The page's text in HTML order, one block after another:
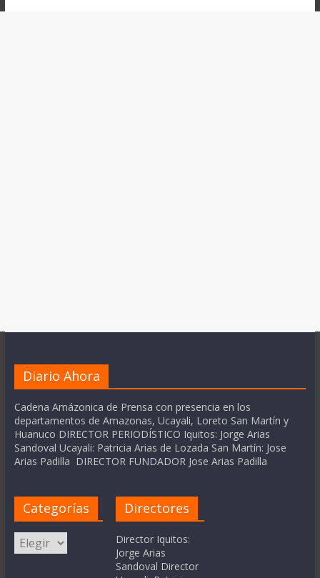
Diario Ahora
Cadena Amázonica de Prensa con presencia en los
departamentos de Amazonas, Ucayali, Loreto San Martín y
Huanuco DIRECTOR PERIODÍSTICO Iquitos: Jorge Arias
Sandoval Ucayali: Patricia Arias de Lozada San Martín: Jose
Arias Padilla DIRECTOR FUNDADOR Jose Arias Padilla
Categorías
Categorías
Directores
Director Iquitos:
Jorge Arias
Sandoval Director